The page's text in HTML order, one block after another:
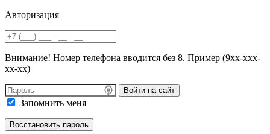
Авторизация
Внимание! Номер телефона вводится без 8. Пример (9хх-ххх-
хх-хх)
Войти на сайт
Запомнить меня